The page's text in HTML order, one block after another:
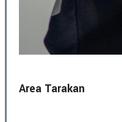
Area Tarakan